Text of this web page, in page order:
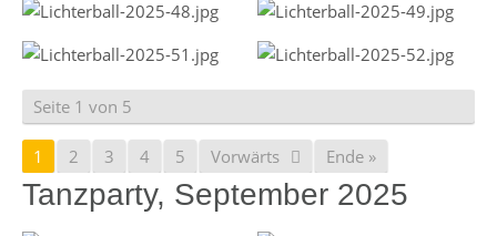
Seite 1 von 5
1 2 3 4 5 Vorwärts Ende »
Tanzparty, September 2025